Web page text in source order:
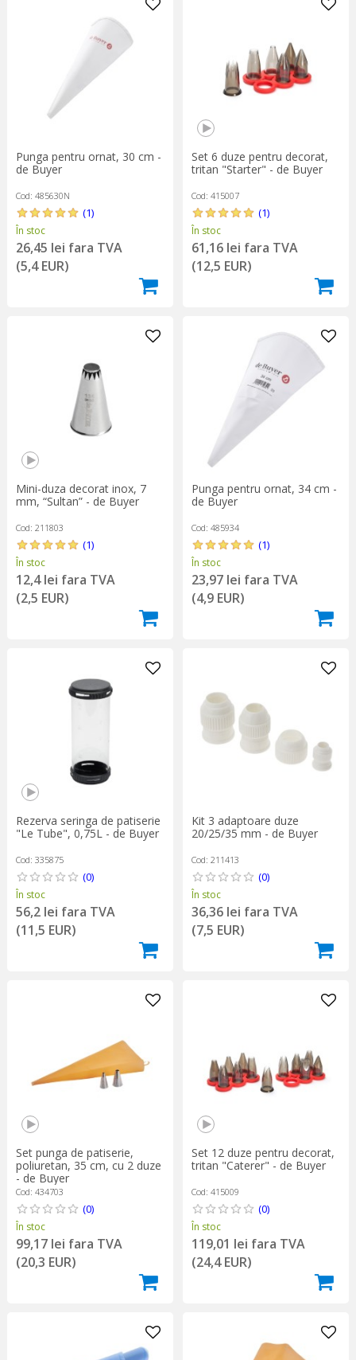
Punga pentru ornat, 30 cm -
de Buyer
Cod: 485630N
(1)
În stoc
26,45 lei fara TVA
(5,4 EUR)
Set 6 duze pentru decorat,
tritan "Starter" - de Buyer
Cod: 415007
(1)
În stoc
61,16 lei fara TVA
(12,5 EUR)
Mini-duza decorat inox, 7
mm, “Sultan” - de Buyer
Cod: 211803
(1)
În stoc
12,4 lei fara TVA
(2,5 EUR)
Punga pentru ornat, 34 cm -
de Buyer
Cod: 485934
(1)
În stoc
23,97 lei fara TVA
(4,9 EUR)
Rezerva seringa de patiserie
"Le Tube", 0,75L - de Buyer
Cod: 335875
(0)
În stoc
56,2 lei fara TVA
(11,5 EUR)
Kit 3 adaptoare duze
20/25/35 mm - de Buyer
Cod: 211413
(0)
În stoc
36,36 lei fara TVA
(7,5 EUR)
Set punga de patiserie,
poliuretan, 35 cm, cu 2 duze
- de Buyer
Cod: 434703
(0)
În stoc
99,17 lei fara TVA
(20,3 EUR)
Set 12 duze pentru decorat,
tritan "Caterer" - de Buyer
Cod: 415009
(0)
În stoc
119,01 lei fara TVA
(24,4 EUR)